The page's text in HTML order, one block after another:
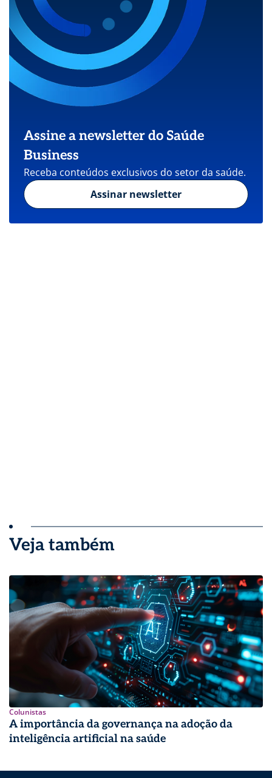
Assine a newsletter do Saúde
Business
Receba conteúdos exclusivos do setor da saúde.
Assinar newsletter
Veja também
Colunistas
A importância da governança na adoção da
inteligência artificial na saúde